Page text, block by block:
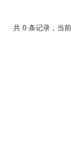
共 0 条记录，当